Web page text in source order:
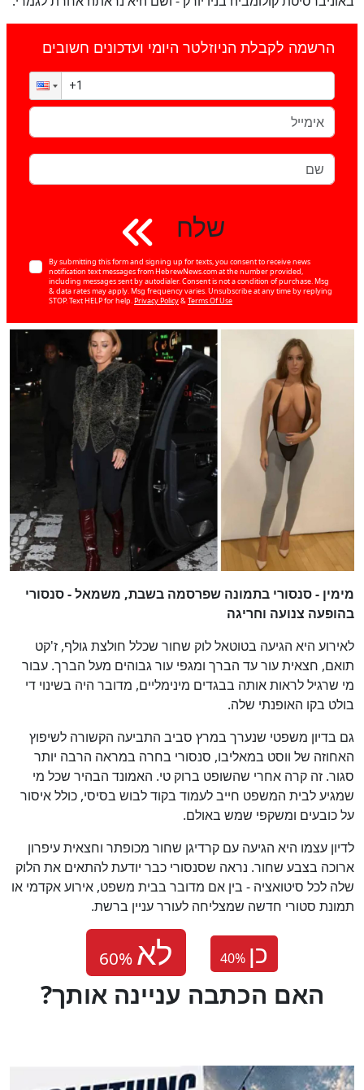
הרשמה לקבלת הניוזלטר היומי ועדכונים חשובים
שלח
By submitting this form and signing up for texts, you consent to receive news
notification text messages from HebrewNews.com at the number provided,
including messages sent by autodialer. Consent is not a condition of purchase. Msg
& data rates may apply. Msg frequency varies. Unsubscribe at any time by replying
STOP. Text HELP for help. Privacy Policy& Terms Of Use
מימין - סנסורי בתמונה שפרסמה בשבת, משמאל - סנסורי
בהופעה צנועה וחריגה
לאירוע היא הגיעה בטוטאל לוק שחור שכלל חולצת גולף, ז'קט
תואם, חצאית עור עד הברך ומגפי עור גבוהים מעל הברך. עבור
מי שרגיל לראות אותה בבגדים מינימליים, מדובר היה בשינוי די
בולט בקו האופנתי שלה.
גם בדיון משפטי שנערך במרץ סביב התביעה הקשורה לשיפוץ
האחוזה של ווסט במאליבו, סנסורי בחרה במראה הרבה יותר
סגור. זה קרה אחרי שהשופט ברוק טי. האמונד הבהיר שכל מי
שמגיע לבית המשפט חייב לעמוד בקוד לבוש בסיסי, כולל איסור
על כובעים ומשקפי שמש באולם.
לדיון עצמו היא הגיעה עם קרדיגן שחור מכופתר וחצאית עיפרון
ארוכה בצבע שחור. נראה שסנסורי כבר יודעת להתאים את הלוק
שלה לכל סיטואציה - בין אם מדובר בבית משפט, אירוע אקדמי או
תמונת סטורי חדשה שמצליחה לעורר עניין ברשת.
לא
40% כן
?האם הכתבה עניינה אותך